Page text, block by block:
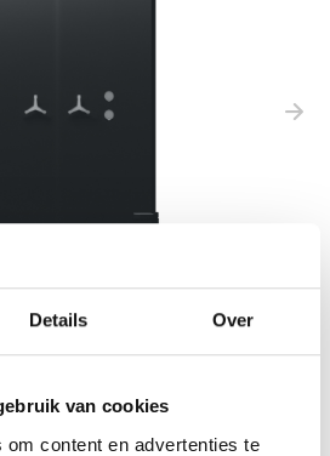
Details Over
van cookies
om content en advertenties te
1115 EX